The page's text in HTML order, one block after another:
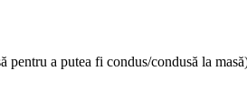
pentru a putea fi condus/condusă la